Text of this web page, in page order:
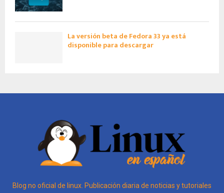
La versión beta de Fedora 33 ya está
disponible para descargar
Blog no oficial de linux. Publicación diaria de noticias y tutoriales